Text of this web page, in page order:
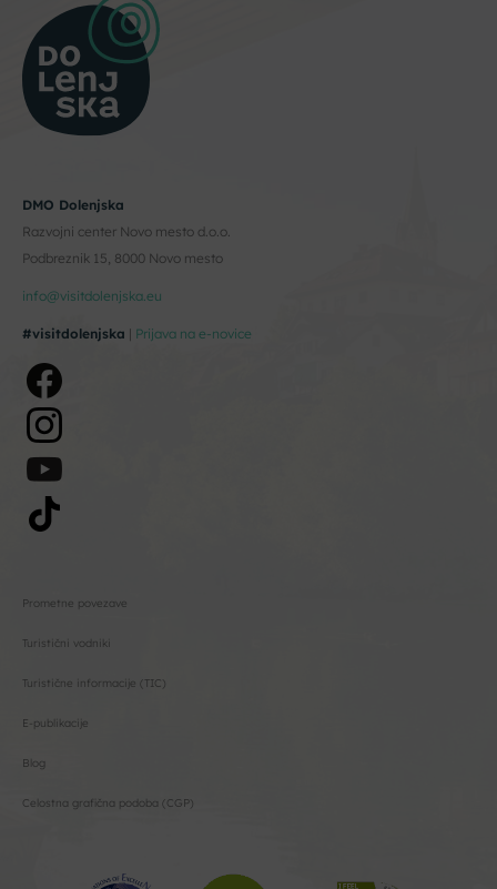
DMO Dolenjska
Razvojni center Novo mesto d.o.o.
Podbreznik 15, 8000 Novo mesto
info@visitdolenjska.eu
#visitdolenjska | Prijava na e-novice
Prometne povezave
Turistični vodniki
Turistične informacije (TIC)
E-publikacije
Blog
Celostna grafična podoba (CGP)